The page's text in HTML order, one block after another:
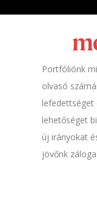
Portfóliónk
olvasó
lefedettséget
lehetőséget
új irányokat
jövőnk záloga.